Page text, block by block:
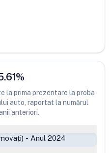
%
la prima prezentare la proba
auto, raportat la numărul
anteriori.
- Anul 2024